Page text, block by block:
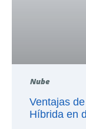
Nube
Ventajas
Híbrida en